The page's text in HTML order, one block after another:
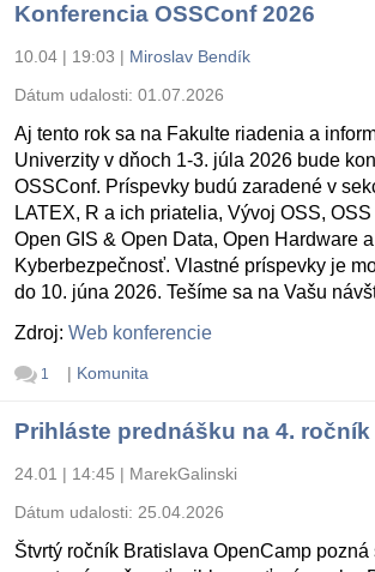
Konferencia OSSConf 2026
10.04 | 19:03 | Miroslav Bendík
Dátum udalosti: 01.07.2026
Aj tento rok sa na Fakulte riadenia a
Univerzity v dňoch 1-3. júla 2026 bude
OSSConf. Príspevky budú zaradené v
LATEX, R a ich priatelia, Vývoj OSS,
Open GIS & Open Data, Open Hardware a
Kyberbezpečnosť. Vlastné príspevky je
do 10. júna 2026. Tešíme sa na Vašu
Zdroj: Web konferencie
1 | Komunita
Prihláste prednášku na 4. ročník
24.01 | 14:45 | MarekGalinski
Dátum udalosti: 25.04.2026
Štvrtý ročník Bratislava OpenCamp pozná